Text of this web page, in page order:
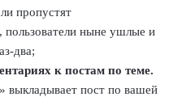
пропустят
, пользователи ныне ушлые и
два;
к постам по теме.
пост по вашей